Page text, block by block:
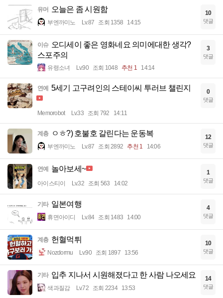
유머 오늘은 좀 시원함
부엔까미노 Lv.87 조회 1358 14:15
10
댓글
이슈 오디세이 좋은 영화네요 의미에대한 생각?
스포주의
유령소녀 Lv.90 조회 1048 추천 1 14:14
3
댓글
연예 5세기 고구려인의 스테이씨 투러브 챌린지
Memorobot Lv.33 조회 792 14:11
0
댓글
계층 ㅇㅎ?) 호불호 갈린다는 운동복
부엔까미노 Lv.87 조회 2892 추천 1 14:06
12
댓글
연예 놀아보세~
아이스티이 Lv.32 조회 563 14:02
1
댓글
기타 일본여행
휴면아이디 Lv.84 조회 1483 14:00
4
댓글
계층 헌혈먹튀
Nozdormu Lv.90 조회 1897 13:56
10
댓글
기타 입추 지나서 시원해졌다고 한 사람 나오세요
색과질감 Lv.72 조회 2234 13:53
14
댓글